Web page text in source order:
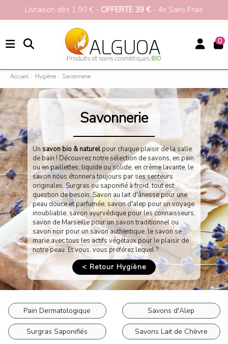
Livraison dès 1,90 € - OFFERTE 39 €- 4x Sans Frais
0
Accueil Hygiène Savonnerie
Savons Bio, Naturels & Végans
Savonnerie
Un savon bio & naturelpour chaque plaisir de la salle
de bain ! Découvrez notre sélection de savons, en pain
ou en paillettes, liquide ou solide, en crème lavante, le
savon nous étonnera toujours par ses senteurs
originales. Surgras ou saponifié à froid, tout est
question de besoin. Savon au lait d'ânesse pour une
peau douce et parfumée, savon d'alep pour un voyage
inoubliable, savon ayurvédique pour les connaisseurs,
savon de Marseille pour un savon traditionnel ou
savon noir pour un savon authentique, le savon se
marie avec tous les actifs végétaux pour le plaisir de
notre peau. Et vous, vous préférez lequel ?
< Retour Hygiène
Pain Dermatologique Savons d'Alep
Surgras Saponifiés Savons Lait de Chèvre